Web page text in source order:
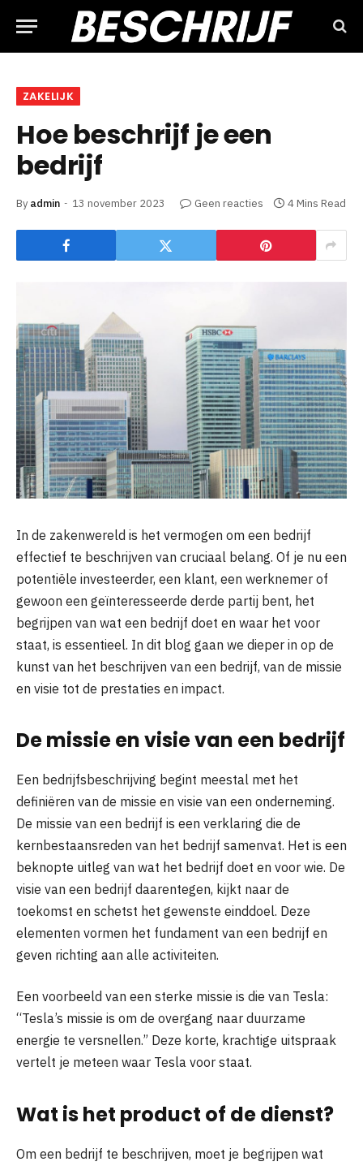
ZAKELIJK
Hoe beschrijf je een
bedrijf
By admin 13 november 2023 Geen reacties 4 Mins Read
In de zakenwereld is het vermogen om een bedrijf
effectief te beschrijven van cruciaal belang. Of je nu een
potentiële investeerder, een klant, een werknemer of
gewoon een geïnteresseerde derde partij bent, het
begrijpen van wat een bedrijf doet en waar het voor
staat, is essentieel. In dit blog gaan we dieper in op de
kunst van het beschrijven van een bedrijf, van de missie
en visie tot de prestaties en impact.
De missie en visie van een bedrijf
Een bedrijfsbeschrijving begint meestal met het
definiëren van de missie en visie van een onderneming.
De missie van een bedrijf is een verklaring die de
kernbestaansreden van het bedrijf samenvat. Het is een
beknopte uitleg van wat het bedrijf doet en voor wie. De
visie van een bedrijf daarentegen, kijkt naar de
toekomst en schetst het gewenste einddoel. Deze
elementen vormen het fundament van een bedrijf en
geven richting aan alle activiteiten.
Een voorbeeld van een sterke missie is die van Tesla:
“Tesla’s missie is om de overgang naar duurzame
energie te versnellen.” Deze korte, krachtige uitspraak
vertelt je meteen waar Tesla voor staat.
Wat is het product of de dienst?
Om een bedrijf te beschrijven, moet je begrijpen wat